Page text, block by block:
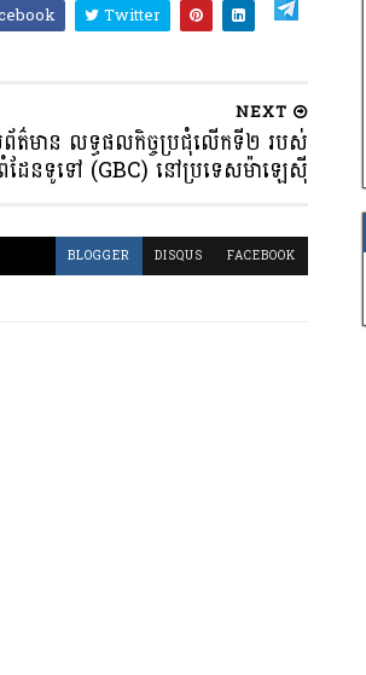
Twitter
NEXT
ព័ត៌មាន លទ្ធផលកិច្ចប្រជុំលើកទី២ របស់
រំដែនទូទៅ (GBC) នៅប្រទេសម៉ាឡេស៉ី
BLOGGER DISQUS FACEBOOK